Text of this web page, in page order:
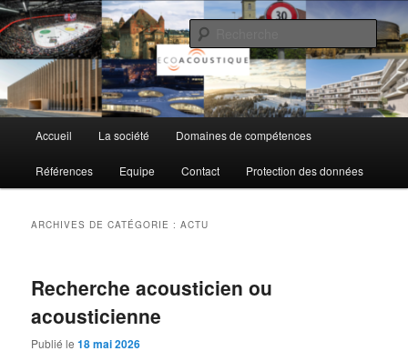
Aller
au
contenu
principal
Aller
au
contenu
secondaireEcoAcoustique SA
principal
Accueil La société Domaines de compétences
Références Equipe Contact Protection des données
ARCHIVES DE CATÉGORIE :ACTU
Recherche acousticien ou
acousticienne
Publié le18 mai 2026